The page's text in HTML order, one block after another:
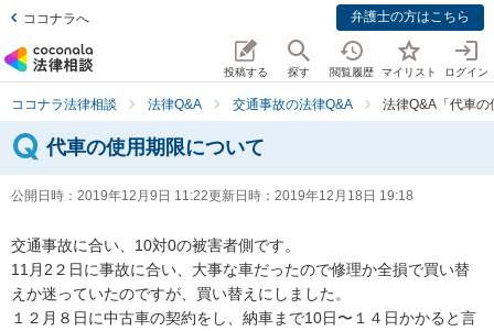
ココナラへ 弁護士の方はこちら
投稿する 探す 閲覧履歴 マイリスト ログイン
ココナラ法律相談 法律Q&A 交通事故の法律Q&A 法律Q&A「代車
代車の使用期限について
公開日時： 2019年12月9日 11:22更新日時： 2019年12月18日 19:18
交通事故に合い、10対0の被害者側です。
11月2２日に事故に合い、大事な車だったので修理か全損で買い替
えか迷っていたのですが、買い替えにしました。
１２月８日に中古車の契約をし、納車まで10日〜１４日かかると言